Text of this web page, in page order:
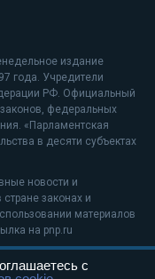
издание
года. Учредители
РФ. Официальный
федеральных
«Парламентская
в десяти субъектах
новости и
законах и
материалов
на pnp.ru
рекомендательные
с